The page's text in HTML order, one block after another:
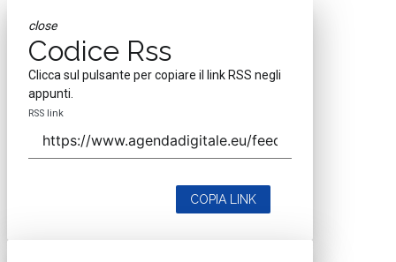
close
Codice Rss
Clicca sul pulsante per copiare il link RSS negli
appunti.
RSS link
COPIA LINK